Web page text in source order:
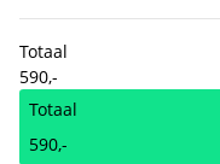
Totaal
590,-
Totaal
590,-